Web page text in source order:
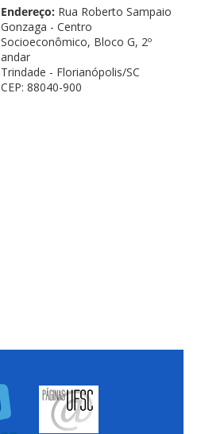
Endereço: Rua Roberto Sampaio
Gonzaga - Centro
Socioeconômico, Bloco G, 2º
andar
Trindade - Florianópolis/SC
CEP: 88040-900